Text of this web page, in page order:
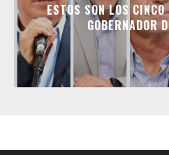
ESTOS SON LOS
GOBERNADOR